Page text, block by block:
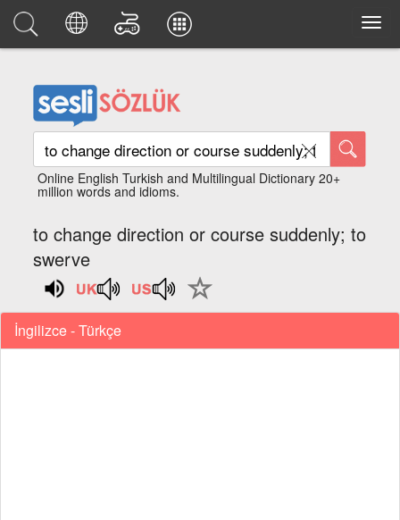
Online English Turkish and Multilingual Dictionary 20+
million words and idioms.
to change direction or course suddenly; to
swerve
İngilizce - Türkçe